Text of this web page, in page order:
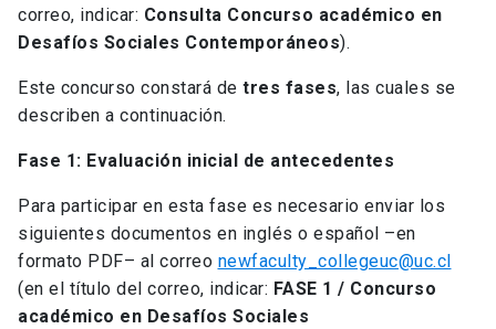
correo, indicar: Consulta Concurso académico en
Desafíos Sociales Contemporáneos).
Este concurso constará de tres fases, las cuales se
describen a continuación.
Fase 1: Evaluación inicial de antecedentes
Para participar en esta fase es necesario enviar los
siguientes documentos en inglés o español –en
formato PDF– al correo newfaculty_collegeuc@uc.cl
(en el título del correo, indicar: FASE 1 / Concurso
académico en Desafíos Sociales